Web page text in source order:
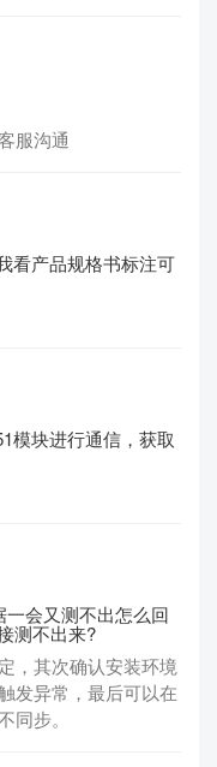
服沟通
看产品规格书标注可
模块进行通信，获取
一会又测不出怎么回
测不出来?
，其次确认安装环境
发异常，最后可以在
同步。